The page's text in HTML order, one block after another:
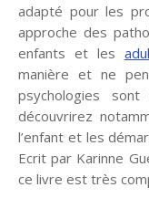
adapté pour les
approche des
enfants et les
manière et ne
psychologies
découvrirez
l’enfant et les
Ecrit par Karinne
ce livre est très